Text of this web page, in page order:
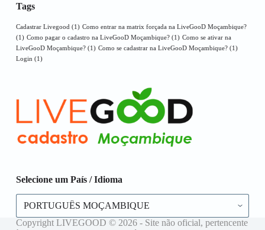
Tags
Cadastrar Livegood (1) Como entrar na matrix forçada na LiveGooD Moçambique?
(1) Como pagar o cadastro na LiveGooD Moçambique?(1) Como se ativar na
LiveGooD Moçambique?(1) Como se cadastrar na LiveGooD Moçambique?(1)
Login (1)
Selecione um País / Idioma
Selecione
um
País
Copyright LIVEGOOD © 2026 - Site não oficial, pertencente